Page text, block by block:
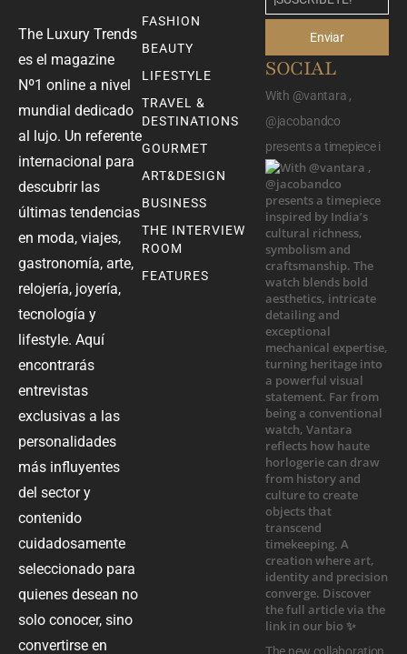
The Luxury Trends
es el magazine
Nº1 online a nivel
mundial dedicado
al lujo. Un referente
internacional para
descubrir las
últimas tendencias
en moda, viajes,
gastronomía, arte,
relojería, joyería,
tecnología y
lifestyle. Aquí
encontrarás
entrevistas
exclusivas a las
personalidades
más influyentes
del sector y
contenido
cuidadosamente
seleccionado para
quienes desean no
solo conocer, sino
convertirse en
FASHION
BEAUTY
LIFESTYLE
TRAVEL &
DESTINATIONS
GOURMET
ART&DESIGN
BUSINESS
THE INTERVIEW
ROOM
FEATURES
Enviar
SOCIAL
With @vantara ,
@jacobandco
presents a timepiece i